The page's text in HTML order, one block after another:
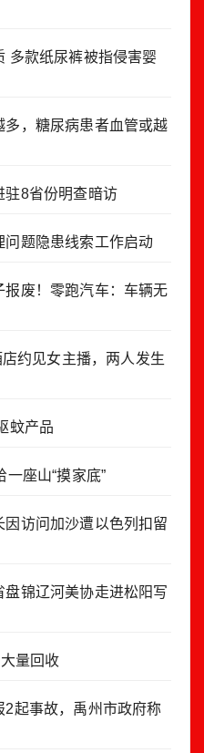
多款纸尿裤被指侵害婴
多，糖尿病患者血管或越
驻8省份明查暗访
问题隐患线索工作启动
废！零跑汽车：车辆无
约见女主播，两人发生
蚊产品
座山“摸家底”
访问加沙遭以色列扣留
锦辽河美协走进松阳写
量回收
起事故，禹州市政府称